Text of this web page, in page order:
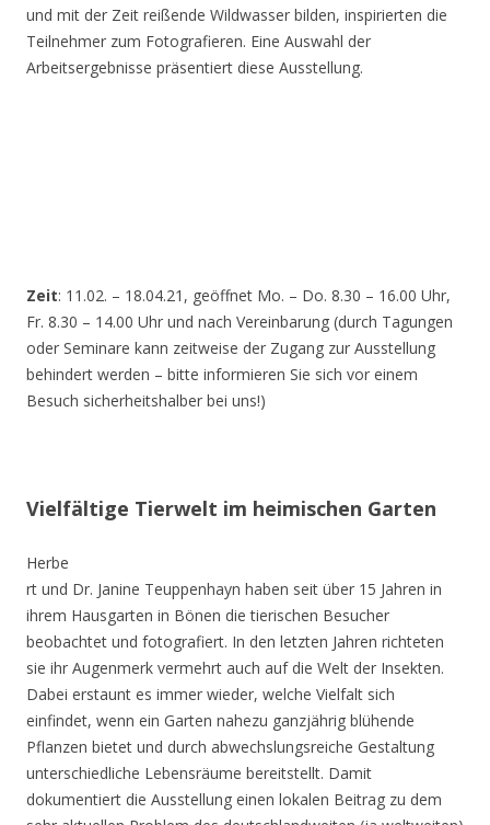
und mit der Zeit reißende Wildwasser bilden, inspirierten die
Teilnehmer zum Fotografieren. Eine Auswahl der
Arbeitsergebnisse präsentiert diese Ausstellung.
Zeit: 11.02. – 18.04.21, geöffnet Mo. – Do. 8.30 – 16.00 Uhr,
Fr. 8.30 – 14.00 Uhr und nach Vereinbarung (durch Tagungen
oder Seminare kann zeitweise der Zugang zur Ausstellung
behindert werden – bitte informieren Sie sich vor einem
Besuch sicherheitshalber bei uns!)
Vielfältige Tierwelt im heimischen Garten
Herbe
rt und Dr. Janine Teuppenhayn haben seit über 15 Jahren in
ihrem Hausgarten in Bönen die tierischen Besucher
beobachtet und fotografiert. In den letzten Jahren richteten
sie ihr Augenmerk vermehrt auch auf die Welt der Insekten.
Dabei erstaunt es immer wieder, welche Vielfalt sich
einfindet, wenn ein Garten nahezu ganzjährig blühende
Pflanzen bietet und durch abwechslungsreiche Gestaltung
unterschiedliche Lebensräume bereitstellt. Damit
dokumentiert die Ausstellung einen lokalen Beitrag zu dem